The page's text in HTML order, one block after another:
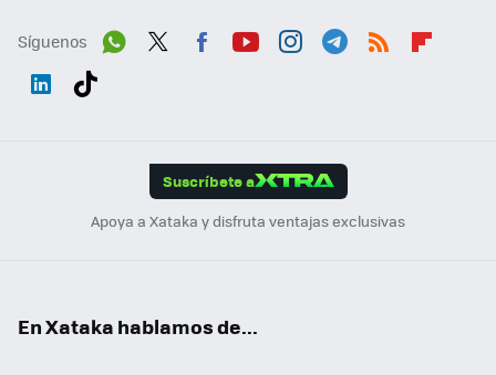
Síguenos
Suscríbete a
Apoya a Xataka y disfruta ventajas exclusivas
En Xataka hablamos de...